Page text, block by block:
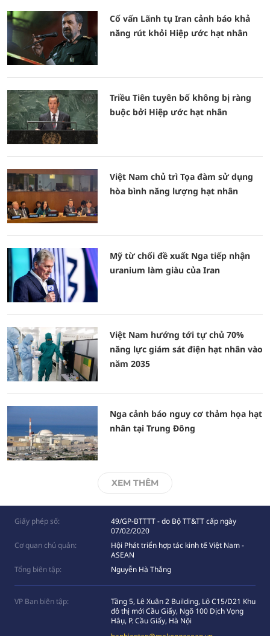
Cố vấn Lãnh tụ Iran cảnh báo khả
năng rút khỏi Hiệp ước hạt nhân
Triều Tiên tuyên bố không bị ràng
buộc bởi Hiệp ước hạt nhân
Việt Nam chủ trì Tọa đàm sử dụng
hòa bình năng lượng hạt nhân
Mỹ từ chối đề xuất Nga tiếp nhận
uranium làm giàu của Iran
Việt Nam hướng tới tự chủ 70%
năng lực giám sát điện hạt nhân vào
năm 2035
Nga cảnh báo nguy cơ thảm họa hạt
nhân tại Trung Đông
XEM THÊM
Giấy phép số:
49/GP-BTTTT - do Bộ TT&TT cấp ngày
07/02/2020
Cơ quan chủ quản:
Hội Phát triển hợp tác kinh tế Việt Nam -
ASEAN
Tổng biên tập:
Nguyễn Hà Thắng
VP Ban biên tập:
Tầng 5, Lê Xuân 2 Building, Lô C15/D21 Khu
đô thị mới Cầu Giấy, Ngõ 100 Dịch Vọng
Hâụ, P. Cầu Giấy, Hà Nội